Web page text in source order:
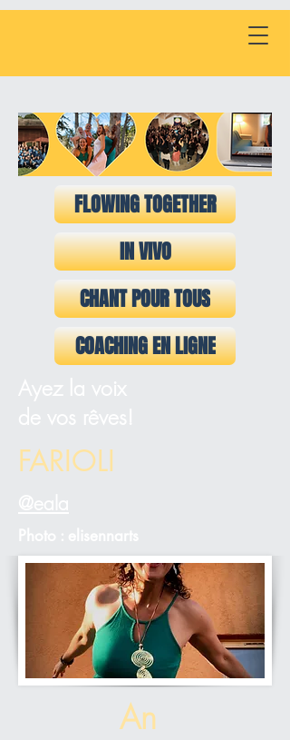
FLOWING TOGETHER
IN VIVO
CHANT POUR TOUS
COACHING EN LIGNE
FARIOLI
An